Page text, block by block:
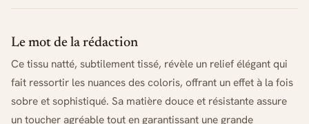
Le mot de la rédaction
Ce tissu natté, subtilement tissé, révèle un relief élégant qui
fait ressortir les nuances des coloris, offrant un effet à la fois
sobre et sophistiqué. Sa matière douce et résistante assure
un toucher agréable tout en garantissant une grande